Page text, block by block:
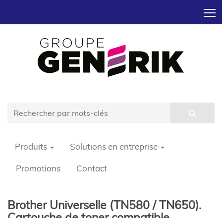
Produits Solutions en entreprise
Promotions Contact
Brother Universelle (TN580 / TN650).